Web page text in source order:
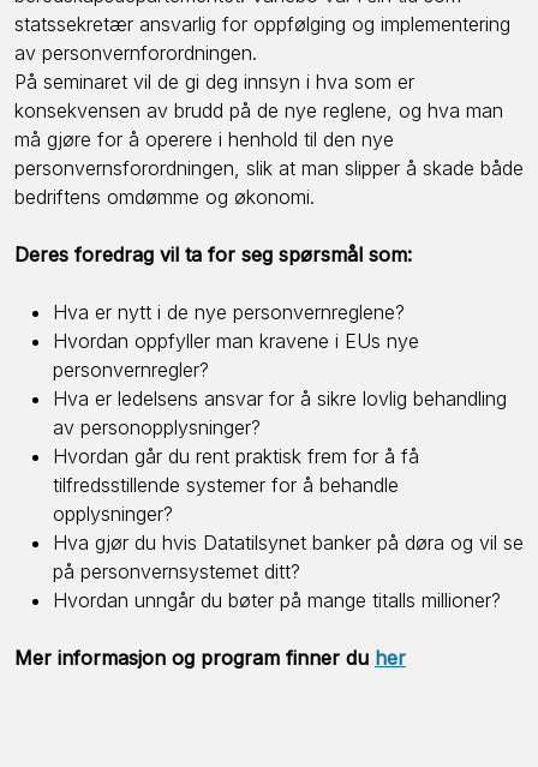
statssekretær ansvarlig for oppfølging og implementering
av personvernforordningen.
På seminaret vil de gi deg innsyn i hva som er
konsekvensen av brudd på de nye reglene, og hva man
må gjøre for å operere i henhold til den nye
personvernsforordningen, slik at man slipper å skade både
bedriftens omdømme og økonomi.
Deres foredrag vil ta for seg spørsmål som:
Hva er nytt i de nye personvernreglene?
Hvordan oppfyller man kravene i EUs nye
personvernregler?
Hva er ledelsens ansvar for å sikre lovlig behandling
av personopplysninger?
Hvordan går du rent praktisk frem for å få
tilfredsstillende systemer for å behandle
opplysninger?
Hva gjør du hvis Datatilsynet banker på døra og vil se
på personvernsystemet ditt?
Hvordan unngår du bøter på mange titalls millioner?
Mer informasjon og program finner du her